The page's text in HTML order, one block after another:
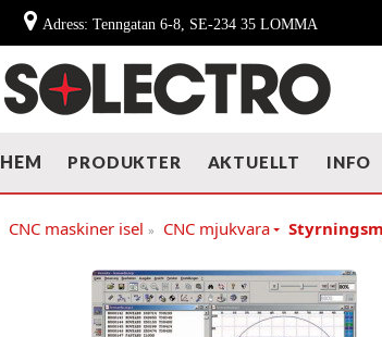
Adress: Tenngatan 6-8, SE-234 35 LOMMA
HEM PRODUKTER AKTUELLT INFO
CNC maskiner isel » CNC mjukvara